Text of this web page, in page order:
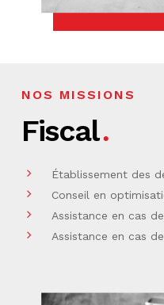
NOS MISSIONS
Fiscal
Établissement des
Conseil en
Assistance en cas
Assistance en cas